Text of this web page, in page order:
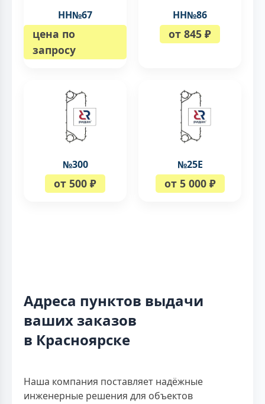
НН№67
цена по
запросу
НН№86
от 845 ₽
№300
от 500 ₽
№25Е
от 5 000 ₽
Адреса пунктов выдачи
ваших заказов
в Красноярске
Наша компания поставляет надёжные
инженерные решения для объектов